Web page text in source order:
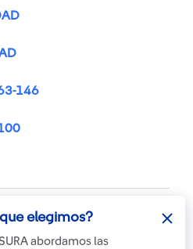
elegimos?
abordamos las
146